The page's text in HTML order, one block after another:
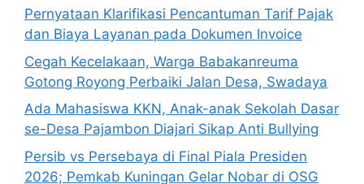
Pernyataan Klarifikasi Pencantuman Tarif Pajak
dan Biaya Layanan pada Dokumen Invoice
Cegah Kecelakaan, Warga Babakanreuma
Gotong Royong Perbaiki Jalan Desa, Swadaya
Ada Mahasiswa KKN, Anak-anak Sekolah Dasar
se-Desa Pajambon Diajari Sikap Anti Bullying
Persib vs Persebaya di Final Piala Presiden
2026; Pemkab Kuningan Gelar Nobar di OSG